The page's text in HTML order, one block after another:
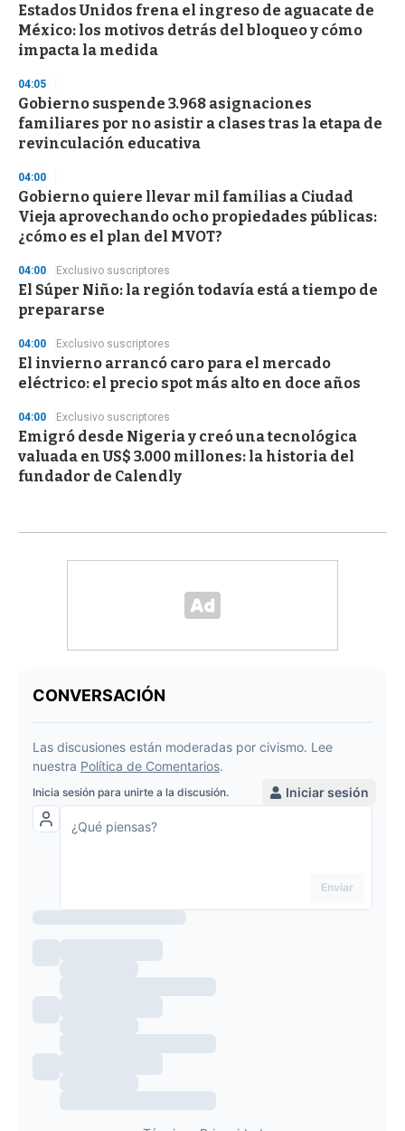
Estados Unidos frena el ingreso de aguacate de
México: los motivos detrás del bloqueo y cómo
impacta la medida
04:05
Gobierno suspende 3.968 asignaciones
familiares por no asistir a clases tras la etapa de
revinculación educativa
04:00
Gobierno quiere llevar mil familias a Ciudad
Vieja aprovechando ocho propiedades públicas:
¿cómo es el plan del MVOT?
04:00 Exclusivo suscriptores
El Súper Niño: la región todavía está a tiempo de
prepararse
04:00 Exclusivo suscriptores
El invierno arrancó caro para el mercado
eléctrico: el precio spot más alto en doce años
04:00 Exclusivo suscriptores
Emigró desde Nigeria y creó una tecnológica
valuada en US$ 3.000 millones: la historia del
fundador de Calendly